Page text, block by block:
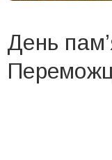
День